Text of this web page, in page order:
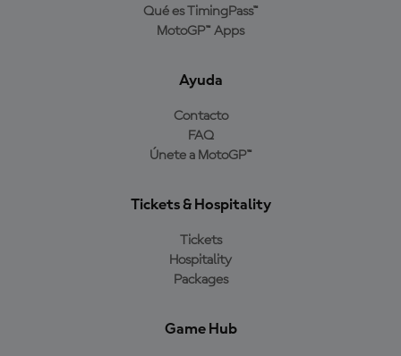
Qué es TimingPass™
MotoGP™ Apps
Ayuda
Contacto
FAQ
Únete a MotoGP™
Tickets & Hospitality
Tickets
Hospitality
Packages
Game Hub